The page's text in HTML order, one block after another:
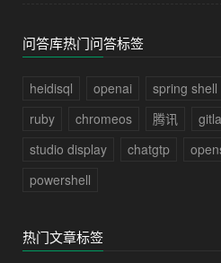
问答库热门问答标签
heidisql openai spring shell
ruby
chromeos 腾讯
studio display
chatgtp
powershell
热门文章标签